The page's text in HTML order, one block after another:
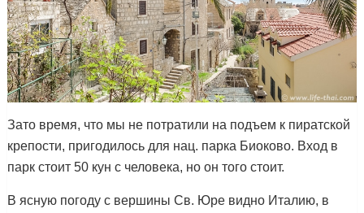
Зато время, что мы не потратили на подъем к пиратской
крепости, пригодилось для нац. парка Биоково. Вход в
парк стоит 50 кун с человека, но он того стоит.
В ясную погоду с вершины Св. Юре видно Италию, в